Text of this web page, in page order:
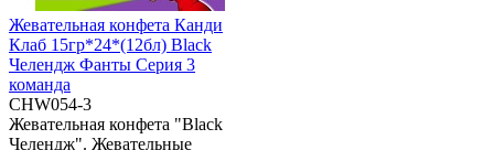
Жевательная конфета Канди
Клаб 15гр*24*(12бл) Black
Челендж Фанты Серия 3
команда
CHW054-3
Жевательная конфета "Black
Челендж". Жевательные